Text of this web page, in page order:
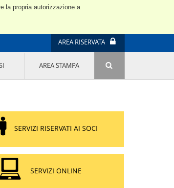
la propria autorizzazione a
AREA RISERVATA
LU.ME.
DELLA SOSTENIBILITÀ NEL
TESSILE PRATESE
IMPRENDITORIA FEMMINILE
AREA STAMPA
SERVIZI RISERVATI AI SOCI
SERVIZI ONLINE